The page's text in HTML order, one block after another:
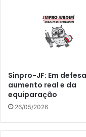
Sinpro-JF: Em
aumento real e da
equiparação
26/05/2026